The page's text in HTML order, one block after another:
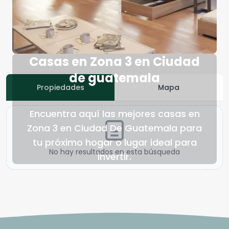
Casas en Zona 3 en Ciudad
de guatemala
Encuentra aquí las mejores casas en
Zona 3 en Ciudad De Guatemala para
tu próximo hogar o lugar ideal para
invertir.
Propiedades Mapa
No hay resultados en esta búsqueda